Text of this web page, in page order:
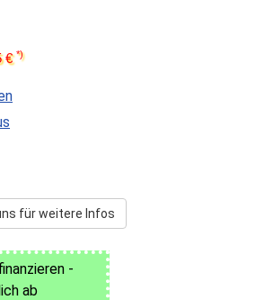
€*)
für weitere Infos
-
ab